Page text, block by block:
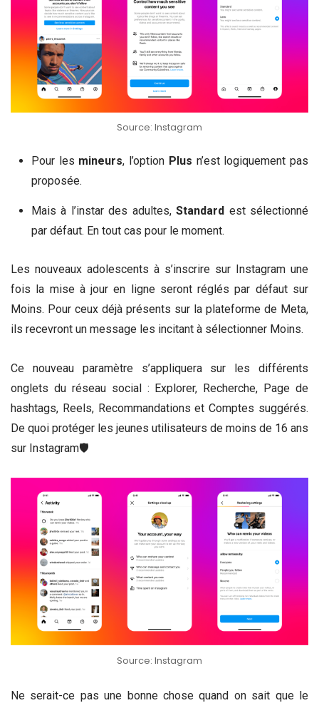
Source: Instagram
Pour les mineurs, l’option Plus n’est logiquement pas
proposée.
Mais à l’instar des adultes,Standard est sélectionné
par défaut. En tout cas pour le moment.
Les nouveaux adolescents à s’inscrire sur Instagram une
fois la mise à jour en ligne seront réglés par défaut sur
Moins. Pour ceux déjà présents sur la plateforme de Meta,
ils recevront un message les incitant à sélectionner Moins.
Ce nouveau paramètre s’appliquera sur les différents
onglets du réseau social : Explorer, Recherche, Page de
hashtags, Reels, Recommandations et Comptes suggérés.
De quoi protéger les jeunes utilisateurs de moins de 16 ans
sur Instagram🛡
Source: Instagram
Ne serait-ce pas une bonne chose quand on sait que le